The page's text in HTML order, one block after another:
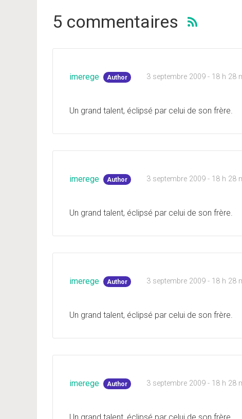
5 commentaires
imerege Author 3 septembre 2009 - 18 h 28
Un grand talent, éclipsé par celui de son frère.
imerege Author 3 septembre 2009 - 18 h 28
Un grand talent, éclipsé par celui de son frère.
imerege Author 3 septembre 2009 - 18 h 28
Un grand talent, éclipsé par celui de son frère.
imerege Author 3 septembre 2009 - 18 h 28